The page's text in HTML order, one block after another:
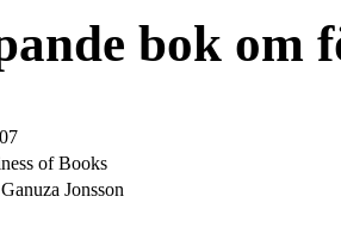
bok om
of Books
Jonsson